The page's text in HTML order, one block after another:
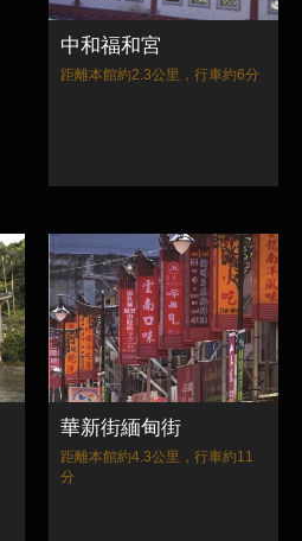
中和福和宮
距離本館約2.3公里，行車約6分
華新街緬甸街
距離本館約4.3公里，行車約11
分